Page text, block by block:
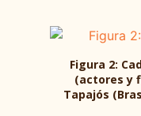
Figura 2:
(actores y
Tapajós